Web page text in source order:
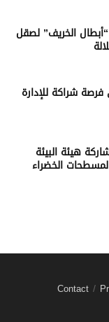
الخريف” لصقل
شراكة للإدارة
هيئة البيئة
الخضراء
Contact